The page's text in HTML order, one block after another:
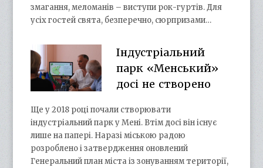
змагання, меломанів – виступи рок-гуртів. Для
усіх гостей свята, безперечно, сюрпризами…
Індустріальний
парк «Менський»
досі не створено
Ще у 2018 році почали створювати
індустріальний парк у Мені. Втім досі він існує
лише на папері. Наразі міською радою
розроблено і затвердження оновлений
Генеральний план міста із зонуванням території,